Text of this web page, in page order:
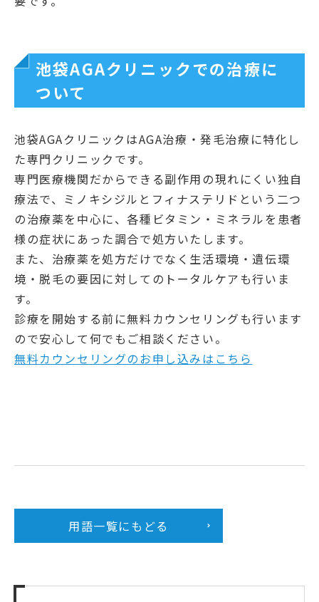
池袋AGAクリニックでの治療に
ついて
池袋AGAクリニックはAGA治療・発毛治療に特化し
た専門クリニックです。
専門医療機関だからできる副作用の現れにくい独自
療法で、ミノキシジルとフィナステリドという二つ
の治療薬を中心に、各種ビタミン・ミネラルを患者
様の症状にあった調合で処方いたします。
また、治療薬を処方だけでなく生活環境・遺伝環
境・脱毛の要因に対してのトータルケアも行いま
す。
診療を開始する前に無料カウンセリングも行います
ので安心して何でもご相談ください。
無料カウンセリングのお申し込みはこちら
用語一覧にもどる